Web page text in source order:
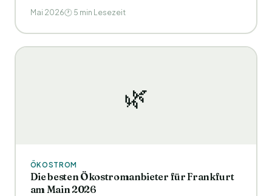
Mai 2026🕐 5 min Lesezeit
🌿
ÖKOSTROM
Die besten Ökostromanbieter für Frankfurt
am Main 2026